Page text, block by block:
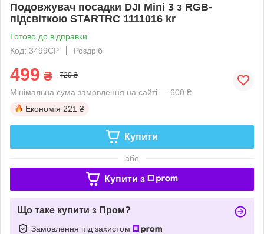
Подовжувач посадки DJI Mini 3 з RGB-
підсвіткою STARTRC 1111016 kr
Готово до відправки
Код: 3499CP
Роздріб
499 ₴ 720 ₴
Мінімальна сума замовлення на сайті — 600 ₴
Економія 221 ₴
Купити
або
Купити з
Що таке купити з Пром?
Замовлення під захистом